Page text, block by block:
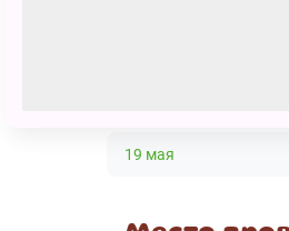
19 мая